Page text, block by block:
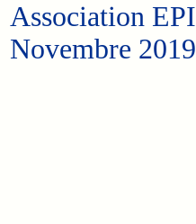
Association EPI
Novembre 2019